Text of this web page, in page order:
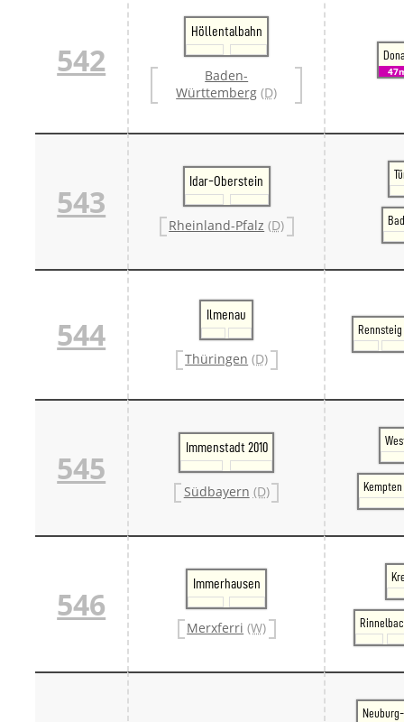
542
Höllentalbahn
Baden-
Württemberg (D)
543
Idar-Oberstein
Rheinland-Pfalz (D)
544
Ilmenau
Thüringen (D)
Rennsteig
545
Immenstadt 2010
Südbayern (D) Kempten
546
Immerhausen
Merxferri (W)